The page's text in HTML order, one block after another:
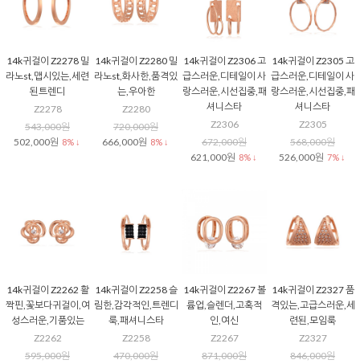
14k귀걸이 Z2278 밀
라노st,맵시있는,세련
된트렌디
Z2278
543,000원
502,000원 8% ↓
14k귀걸이 Z2280 밀
라노st,화사한,품격있
는,우아한
Z2280
720,000원
666,000원 8% ↓
14k귀걸이 Z2306 고
급스러운,디테일이 사
랑스러운,시선집중,패
셔니스타
Z2306
672,000원
621,000원 8% ↓
14k귀걸이 Z2305 고
급스러운,디테일이 사
랑스러운,시선집중,패
셔니스타
Z2305
568,000원
526,000원 7% ↓
14k귀걸이 Z2262 활
짝핀,꽃보다귀걸이,여
성스러운,기품있는
Z2262
595,000원
14k귀걸이 Z2258 슬
림한,감각적인,트렌디
룩,패셔니스타
Z2258
470,000원
14k귀걸이 Z2267 볼
륨업,슬렌더,고혹적
인,여신
Z2267
871,000원
14k귀걸이 Z2327 품
격있는,고급스러운,세
련된,모임룩
Z2327
846,000원